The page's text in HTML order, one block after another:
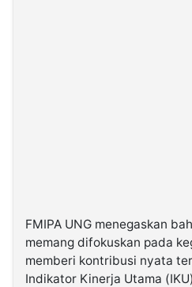
FMIPA UNG menegaskan
memang difokuskan pada
memberi kontribusi nyata
Indikator Kinerja Utama